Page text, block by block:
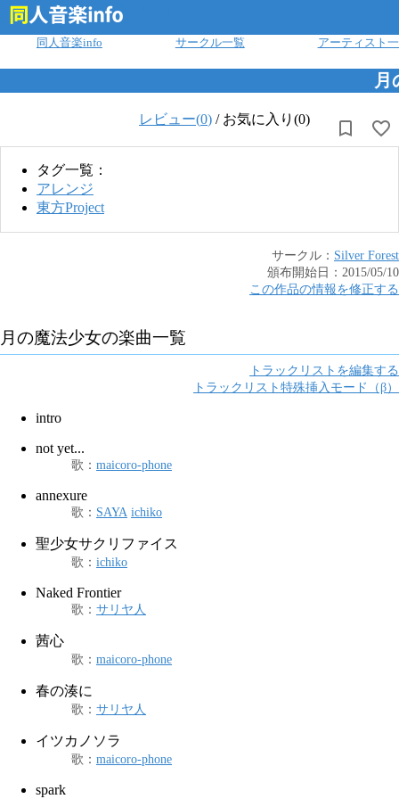
同人音楽info サークル一覧 アーティスト
月
レビュー(0) / お気に入り(0)
タグ一覧：
アレンジ
東方Project
サークル： Silver Forest
頒布開始日： 2015/05/10
この作品の情報を修正する
月の魔法少女の楽曲一覧
トラックリストを編集する
トラックリスト特殊挿入モード（β）
intro
not yet...
歌 ： maicoro-phone
annexure
歌 ： SAYA ichiko
聖少女サクリファイス
歌 ： ichiko
Naked Frontier
歌 ： サリヤ人
茜心
歌 ： maicoro-phone
春の湊に
歌 ： サリヤ人
イツカノソラ
歌 ： maicoro-phone
spark